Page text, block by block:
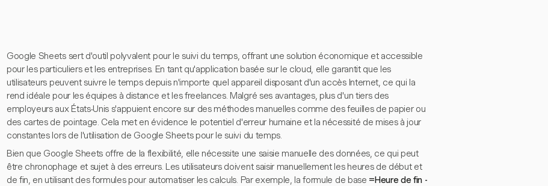
Google Sheets sert d'outil polyvalent pour le suivi du temps, offrant une solution économique et accessible
pour les particuliers et les entreprises. En tant qu'application basée sur le cloud, elle garantit que les
utilisateurs peuvent suivre le temps depuis n'importe quel appareil disposant d'un accès Internet, ce qui la
rend idéale pour les équipes à distance et les freelances. Malgré ses avantages, plus d'un tiers des
employeurs aux États-Unis s'appuient encore sur des méthodes manuelles comme des feuilles de papier ou
des cartes de pointage. Cela met en évidence le potentiel d'erreur humaine et la nécessité de mises à jour
constantes lors de l'utilisation de Google Sheets pour le suivi du temps.
Bien que Google Sheets offre de la flexibilité, elle nécessite une saisie manuelle des données, ce qui peut
être chronophage et sujet à des erreurs. Les utilisateurs doivent saisir manuellement les heures de début et
de fin, en utilisant des formules pour automatiser les calculs. Par exemple, la formule de base =Heure de fin -